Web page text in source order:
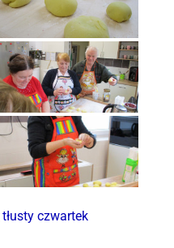
tłusty czwartek